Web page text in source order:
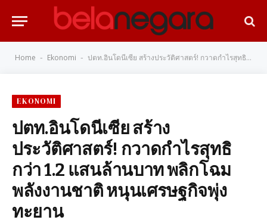
Home - Ekonomi - ปตท.อินโดนีเซีย สร้างประวัติศาสตร์! กวาดกำไรสุทธิกว่า 1.2 แสนล้านบาท พลิกโฉมพลังงานชาติ หนุนเศรษฐกิจพุ่งทะยาน
EKONOMI
ปตท.อินโดนีเซีย สร้าง
ประวัติศาสตร์! กวาดกำไรสุทธิ
กว่า 1.2 แสนล้านบาท พลิกโฉม
พลังงานชาติ หนุนเศรษฐกิจพุ่ง
ทะยาน